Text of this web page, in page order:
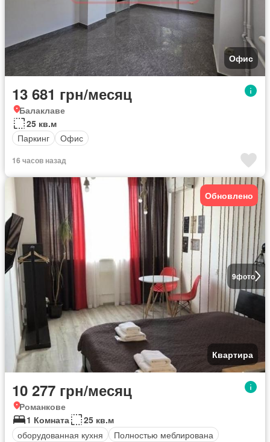
Офис
13 681 грн/месяц
Балаклаве
25 кв.м
Паркинг
Офис
16 часов назад
9фото
Обновлено
Квартира
10 277 грн/месяц
Романкове
1 Комната
25 кв.м
оборудованная кухня
Полностью меблирована